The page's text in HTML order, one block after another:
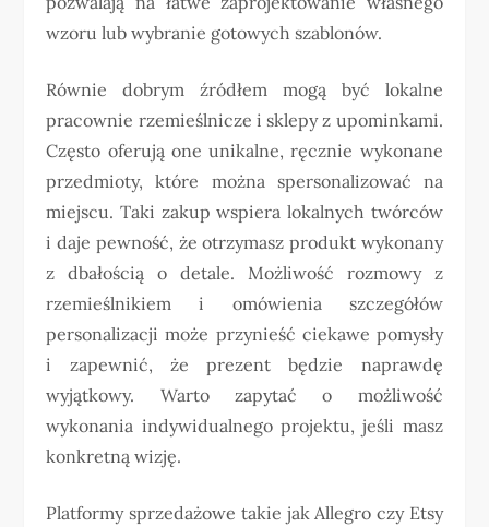
wzoru lub wybranie gotowych szablonów.
Równie dobrym źródłem mogą być lokalne
pracownie rzemieślnicze i sklepy z upominkami.
Często oferują one unikalne, ręcznie wykonane
przedmioty, które można spersonalizować na
miejscu. Taki zakup wspiera lokalnych twórców
i daje pewność, że otrzymasz produkt wykonany
z dbałością o detale. Możliwość rozmowy z
rzemieślnikiem i omówienia szczegółów
personalizacji może przynieść ciekawe pomysły
i zapewnić, że prezent będzie naprawdę
wyjątkowy. Warto zapytać o możliwość
wykonania indywidualnego projektu, jeśli masz
konkretną wizję.
Platformy sprzedażowe takie jak Allegro czy Etsy